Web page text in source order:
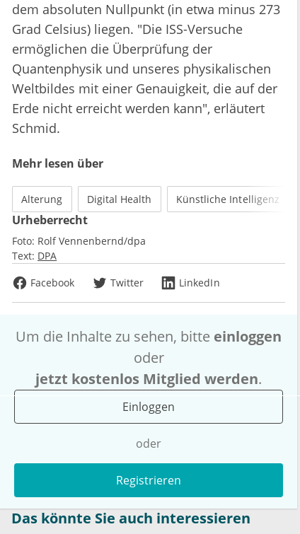
dem absoluten Nullpunkt (in etwa minus 273
Grad Celsius) liegen. "Die ISS-Versuche
ermöglichen die Überprüfung der
Quantenphysik und unseres physikalischen
Weltbildes mit einer Genauigkeit, die auf der
Erde nicht erreicht werden kann", erläutert
Schmid.
Mehr lesen über
Alterung Digital Health Künstliche Intelligenz
Urheberrecht
Foto: Rolf Vennenbernd/dpa
Text: DPA
Facebook
Twitter LinkedIn
Um die Inhalte zu sehen, bitte einloggen
oder
jetzt kostenlos Mitglied werden.
Einloggen
oder
Registrieren
Das könnte Sie auch interessieren